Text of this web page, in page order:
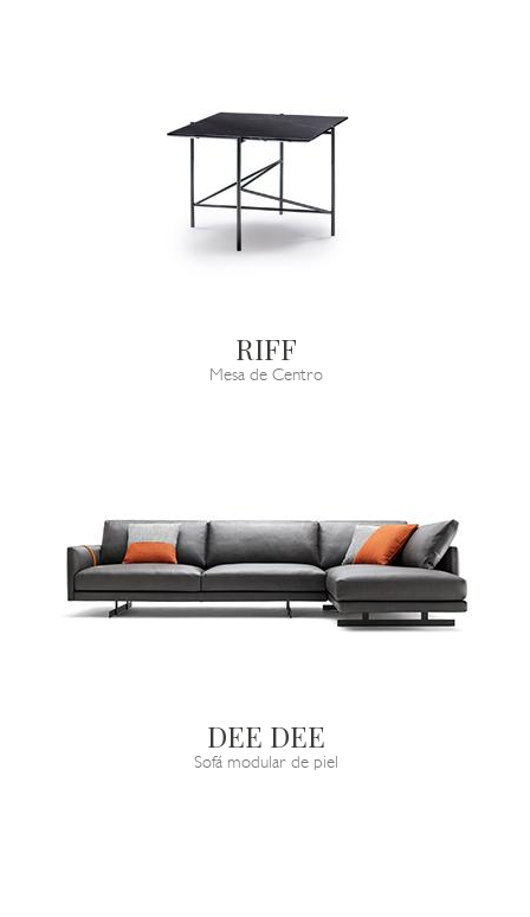
RIFF
Mesa de Centro
DEE DEE
Sofá modular de piel